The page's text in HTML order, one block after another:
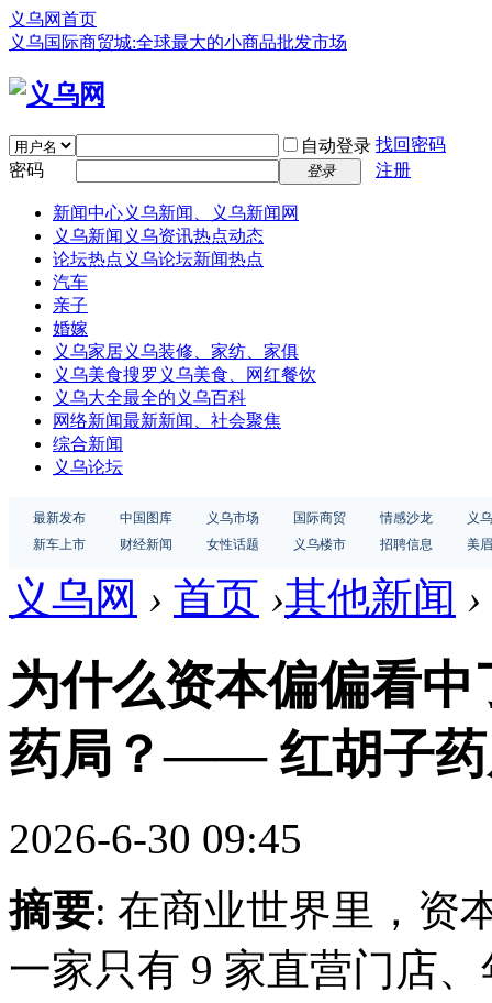
义乌网首页
义乌国际商贸城:全球最大的小商品批发市场
自动登录 找回密码
密码
登录 注册
新闻中心义乌新闻、义乌新闻网
义乌新闻 义乌资讯热点动态
论坛热点 义乌论坛新闻热点
汽车
亲子
婚嫁
义乌家居义乌装修、家纺、家俱
义乌美食搜罗义乌美食、网红餐饮
义乌大全最全的义乌百科
网络新闻最新新闻、社会聚焦
综合新闻
义乌论坛
最新发布 中国图库 义乌市场 国际商贸 情感沙龙
义
新车上市
财经新闻 女性话题 义乌楼市 招聘信息 美
义乌网 › 首页 ›其他新闻 ›
为什么资本偏偏看
药局？—— 红胡子药
2026-6-30 09:45
摘要: 在商业世界里，资
一家只有 9 家直营门店